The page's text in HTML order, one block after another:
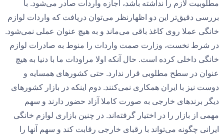
مطلوبیت لازم را نداشته باشد، اجازه واردات صادر می‌شود. با
بررسی دقیق‌تر این دو اظهارنظر می‌توان دریافت که واردات لوازم
خانگی عملا روی کاغذ باقی می‌ماند و به هیچ عنوان عملی نمی‌شود.
در شرط نخست، وزارت صمت واردات را منوط به صادرات لوازم
خانگی داخلی کرده است. حال آنکه اولا مراودات ما با دنیا به هیچ
عنوان در سطح مطلوبی قرار ندارد. حتی کشورهای همسایه و
دوست نیز با ایران همکاری نمی‌کنند. دوم اینکه در بازار کشورهای
دیگر برندهای خارجی به صورت کاملا آزاد حضور دارند و سهم
مهمی از بازار را در اختیار گرفته‌اند. در چنین بازاری لوازم خانگی
ایرانی چگونه می‌تواند با رقبای خارجی رقابت کند و سهم آنها را